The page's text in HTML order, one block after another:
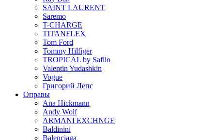
SAINT LAURENT
Saremo
T-CHARGE
TITANFLEX
Tom Ford
Tommy Hilfiger
TROPICAL by Safilo
Valentin Yudashkin
Vogue
Григорий Лепс
Оправы
Ana Hickmann
Andy Wolf
ARMANI EXCHNGE
Baldinini
Balenciaga